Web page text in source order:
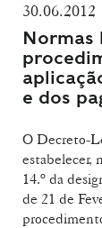
30.06.2012
Normas
e dos
O Decreto-
estabelecer,
14.º da
de 21 de